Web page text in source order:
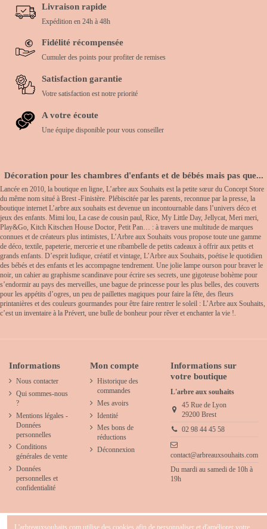
Livraison rapide
Expédition en 24h à 48h
Fidélité récompensée
Cumuler des points pour profiter de remises
Satisfaction garantie
Votre satisfaction est notre priorité
A votre écoute
Une équipe disponible pour vous conseiller
Décoration pour les chambres d'enfants et de bébés mais pas que...
Lancée en 2010, la boutique en ligne, L’arbre aux Souhaits est la petite sœur du Concept Store
du même nom situé à Brest -Finistère. Plébiscitée par les parents, reconnue par la presse, la
boutique internet L’arbre aux souhaits est devenue un incontournable dans l’univers déco et
jeux des enfants. Mimi lou, La case de cousin paul, Rice, My Little Day, Jellycat, Meri meri,
Play&Go, Kitch Kitschen House Doctor, Petit Pan… : à travers une multitude de marques
connues et de créateurs plus intimistes, L’Arbre aux Souhaits vous propose toute une gamme
de déco, textile, papeterie, mercerie et une ribambelle de petits cadeaux à offrir aux petits et
grands enfants. D’esprit ludique, créatif et vintage, L’Arbre aux Souhaits, poétise le quotidien
des bébés et des enfants et les accompagne tendrement. Une jolie lampe ourson pour braver le
noir, un cahier au graphisme scandinave pour écrire ses secrets, une gigoteuse bohème pour
s’endormir au pays des merveilles, une bague de princesse pour les plus belles, des couverts
pour les appétits d’ogres, un peu de paillettes magiques pour faire la fête, des fleurs
printanières et des couleurs gourmandes pour être faire rentrer le soleil : L’Arbre aux Souhaits,
c’est un inventaire à la Prévert, une bulle de bonheur pour rêver et enchanter la vie !.
Informations
Nous contacter
Qui sommes-nous
?
Mentions légales -
Données
personnelles
Conditions
générales de vente
Données
personnelles et
confidentialité
Mon compte
Historique des
commandes
Mes avoirs
Identité
Mes bons de
réductions
Déconnexion
Informations sur
votre boutique
L'arbre aux souhaits
45 Rue de Lyon
29200 Brest
02 98 44 45 58
contact@arbreauxsouhaits.com
Du mardi au samedi de 10h à
19h